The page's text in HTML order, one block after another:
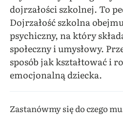
dojrzałości szkolnej. To
Dojrzałość szkolna
psychiczny, na który
społeczny i umysłowy.
sposób jak kształtować i
emocjonalną dziecka.
Zastanówmy się do czego